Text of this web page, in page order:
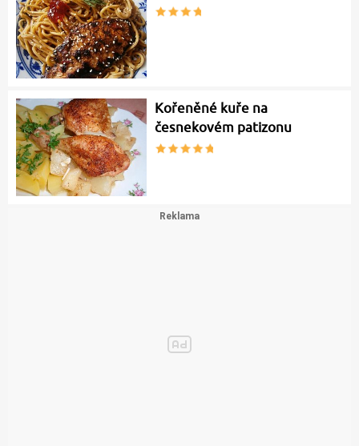
Kořeněné kuře na
česnekovém patizonu